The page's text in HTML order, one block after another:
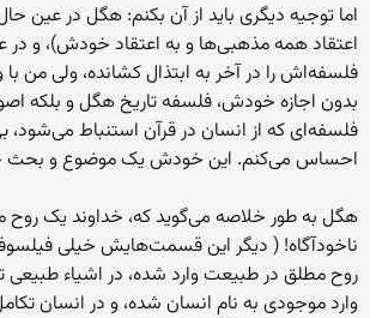
اما توجیه دیگری باید از آن بکنم: هگل در
اعتقاد همه مذهبی‌ها و به اعتقاد خودش)، و در
فلسفه‌اش را در آخر به ابتذال کشانده، ولی من
بدون اجازه خودش، فلسفه تاریخ هگل و بلکه
فلسفه‌ای که از انسان در قرآن استنباط می‌شود،
احساس می‌کنم. این خودش یک موضوع و
هگل به طور خلاصه می‌گوید که، خداوند یک روح
ناخودآگاه! ( دیگر این قسمت‌هایش خیلی
روح مطلق در طبیعت وارد شده، در اشیاء طبیعی
وارد موجودی به نام انسان شده، و در انسان